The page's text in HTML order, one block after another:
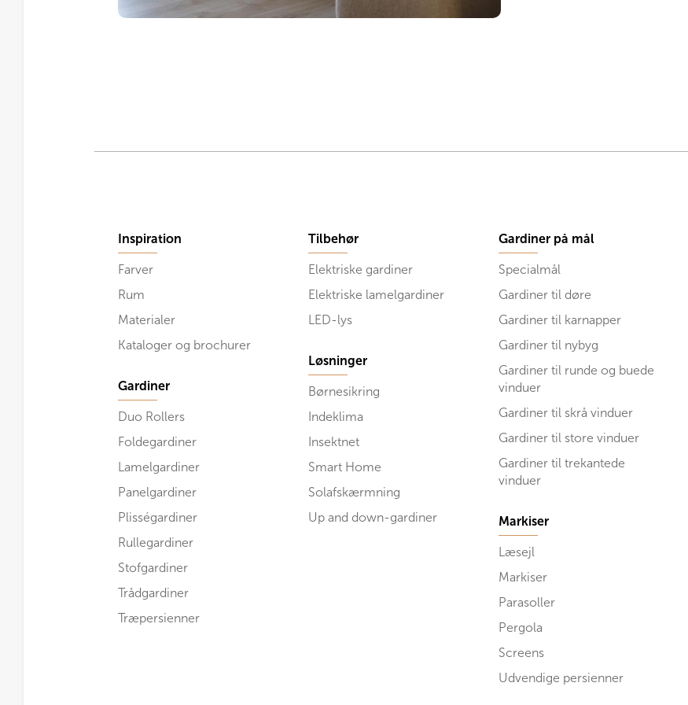
Inspiration
Farver
Rum
Materialer
Kataloger og brochurer
Gardiner
Duo Rollers
Foldegardiner
Lamelgardiner
Panelgardiner
Plisségardiner
Rullegardiner
Stofgardiner
Trådgardiner
Træpersienner
Tilbehør
Elektriske gardiner
Elektriske lamelgardiner
LED-lys
Løsninger
Børnesikring
Indeklima
Insektnet
Smart Home
Solafskærmning
Up and down-gardiner
Gardiner på mål
Specialmål
Gardiner til døre
Gardiner til karnapper
Gardiner til nybyg
Gardiner til runde og buede
vinduer
Gardiner til skrå vinduer
Gardiner til store vinduer
Gardiner til trekantede
vinduer
Markiser
Læsejl
Markiser
Parasoller
Pergola
Screens
Udvendige persienner